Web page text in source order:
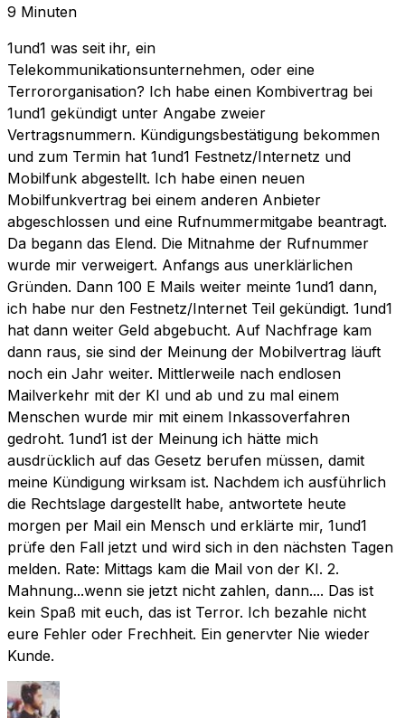
9 Minuten
1und1 was seit ihr, ein
Telekommunikationsunternehmen, oder eine
Terrororganisation? Ich habe einen Kombivertrag bei
1und1 gekündigt unter Angabe zweier
Vertragsnummern. Kündigungsbestätigung bekommen
und zum Termin hat 1und1 Festnetz/Internetz und
Mobilfunk abgestellt. Ich habe einen neuen
Mobilfunkvertrag bei einem anderen Anbieter
abgeschlossen und eine Rufnummermitgabe beantragt.
Da begann das Elend. Die Mitnahme der Rufnummer
wurde mir verweigert. Anfangs aus unerklärlichen
Gründen. Dann 100 E Mails weiter meinte 1und1 dann,
ich habe nur den Festnetz/Internet Teil gekündigt. 1und1
hat dann weiter Geld abgebucht. Auf Nachfrage kam
dann raus, sie sind der Meinung der Mobilvertrag läuft
noch ein Jahr weiter. Mittlerweile nach endlosen
Mailverkehr mit der KI und ab und zu mal einem
Menschen wurde mir mit einem Inkassoverfahren
gedroht. 1und1 ist der Meinung ich hätte mich
ausdrücklich auf das Gesetz berufen müssen, damit
meine Kündigung wirksam ist. Nachdem ich ausführlich
die Rechtslage dargestellt habe, antwortete heute
morgen per Mail ein Mensch und erklärte mir, 1und1
prüfe den Fall jetzt und wird sich in den nächsten Tagen
melden. Rate: Mittags kam die Mail von der KI. 2.
Mahnung...wenn sie jetzt nicht zahlen, dann.... Das ist
kein Spaß mit euch, das ist Terror. Ich bezahle nicht
eure Fehler oder Frechheit. Ein genervter Nie wieder
Kunde.